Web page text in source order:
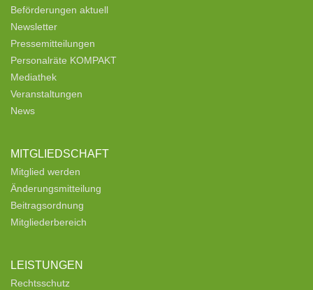
Beförderungen aktuell
Newsletter
Pressemitteilungen
Personalräte KOMPAKT
Mediathek
Veranstaltungen
News
MITGLIEDSCHAFT
Mitglied werden
Änderungsmitteilung
Beitragsordnung
Mitgliederbereich
LEISTUNGEN
Rechtsschutz